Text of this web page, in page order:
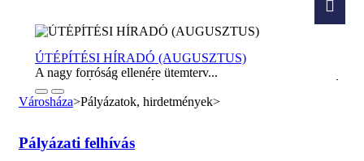
ÚTÉPÍTÉSI HÍRADÓ (AUGUSZTUS)
A nagy forróság ellenére ütemterv...
Városháza>Pályázatok, hirdetmények>
Pályázati felhívás